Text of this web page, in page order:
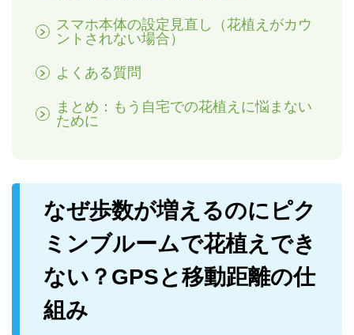
スマホ本体の設定見直し（花植えがカウ
ントされない場合）
よくある質問
まとめ：もう自宅での花植えに悩まない
ために
なぜ歩数が増えるのにピク
ミンブルームで花植えでき
ない？GPSと移動距離の仕
組み